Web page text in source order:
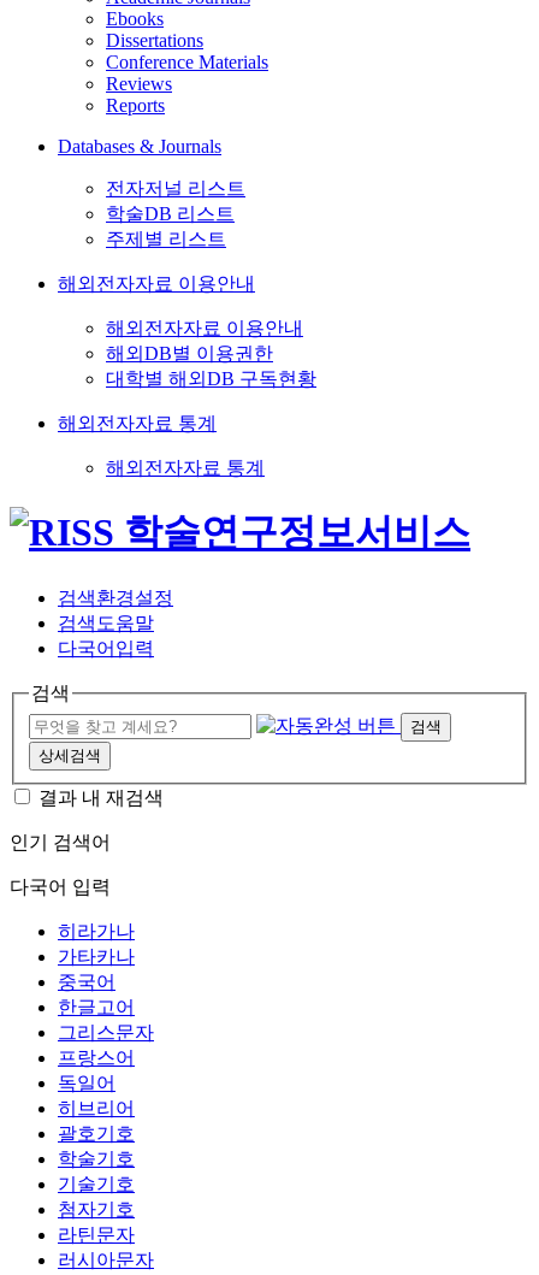
Ebooks
Dissertations
Conference Materials
Reviews
Reports
Databases & Journals
전자저널 리스트
학술DB 리스트
주제별 리스트
해외전자자료 이용안내
해외전자자료 이용안내
해외DB별 이용권한
대학별 해외DB 구독현황
해외전자자료 통계
해외전자자료 통계
검색환경설정
검색도움말
다국어입력
검색
검색
상세검색
결과 내 재검색
인기 검색어
다국어 입력
히라가나
가타카나
중국어
한글고어
그리스문자
프랑스어
독일어
히브리어
괄호기호
학술기호
기술기호
첨자기호
라틴문자
러시아문자